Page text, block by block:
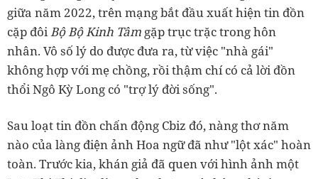
giữa năm 2022, trên mạng bắt đầu xuất hiện tin đồn
cặp đôiBộ Bộ Kinh Tâm gặp trục trặc trong hôn
nhân. Vô số lý do được đưa ra, từ việc "nhà gái"
không hợp với mẹ chồng, rồi thậm chí có cả lời đồn
thổi Ngô Kỳ Long có "trợ lý đời sống".
Sau loạt tin đồn chấn động Cbiz đó, nàng thơ năm
nào của làng điện ảnh Hoa ngữ đã như "lột xác" hoàn
toàn. Trước kia, khán giả đã quen với hình ảnh một